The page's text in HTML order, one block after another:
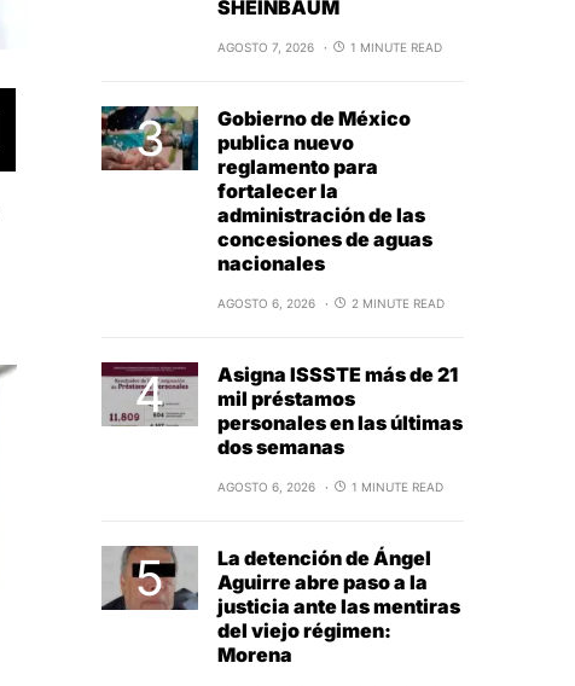
SHEINBAUM
AGOSTO 7, 2026 1 MINUTE READ
Gobierno de México
publica nuevo
reglamento para
fortalecer la
administración de las
concesiones de aguas
nacionales
AGOSTO 6, 2026 2 MINUTE READ
Asigna ISSSTE más de 21
mil préstamos
personales en las últimas
dos semanas
AGOSTO 6, 2026 1 MINUTE READ
La detención de Ángel
Aguirre abre paso a la
justicia ante las mentiras
del viejo régimen:
Morena